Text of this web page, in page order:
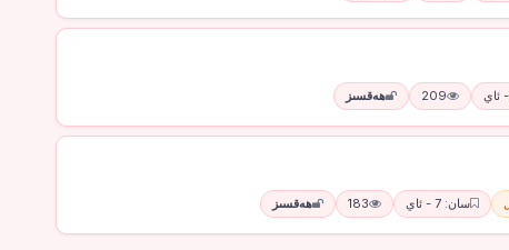
209 ھەقسىز
سان: 7 - ئاي 183 ھەقسىز